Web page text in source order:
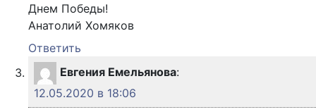
Днем Победы!
Анатолий Хомяков
Ответить
Евгения Емельянова:
12.05.2020 в 18:06